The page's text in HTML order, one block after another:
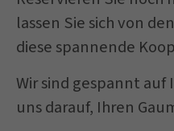
lassen Sie sich von
diese spannende
Wir sind gespannt
uns darauf, Ihren